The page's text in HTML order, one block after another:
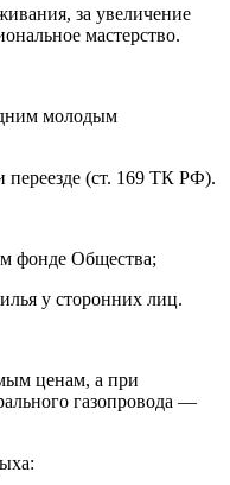
за увеличение
мастерство.
молодым
переезде (ст. 169 ТК РФ).
фонде Общества;
у сторонних лиц.
ценам, а при
газопровода —